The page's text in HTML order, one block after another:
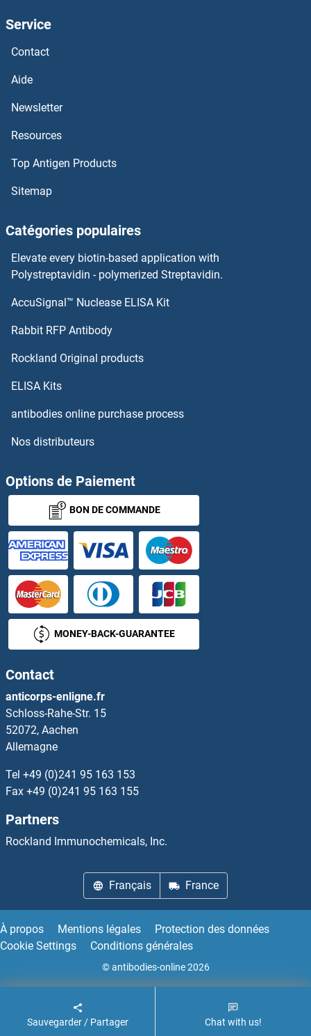
LPCAT2 Anticorps
LPAR6 Anticorps
LPAR4 Anticorps
LPAR3 Anticorps
LOXL3 Anticorps
LOXL2 Anticorps
LOXL1 Anticorps
LRCH2 Anticorps
LRCH4 Anticorps
LRFN1 Anticorps
LRFN2 Anticorps
LRFN3 Anticorps
LRFN4 Anticorps
LRFN5 Anticorps
LRG1 Anticorps
Lrig1 Anticorps
LRIG3 Anticorps
LRMP Anticorps
LRP1 Anticorps
LRP10 Anticorps
LRP12 Anticorps
LRP2 Anticorps
LRP2BP Anticorps
Service
Contact
Aide
Newsletter
Resources
Top Antigen Products
Sitemap
Catégories populaires
Elevate every biotin-based application with
Polystreptavidin - polymerized Streptavidin.
AccuSignal™ Nuclease ELISA Kit
Rabbit RFP Antibody
Rockland Original products
ELISA Kits
antibodies online purchase process
Nos distributeurs
Options de Paiement
BON DE COMMANDE
MONEY-BACK-GUARANTEE
Contact
anticorps-enligne.fr
Schloss-Rahe-Str. 15
52072, Aachen
Allemagne
Tel +49 (0)241 95 163 153
Fax +49 (0)241 95 163 155
Partners
Rockland Immunochemicals, Inc.
Français France
À propos Mentions légales
Protection des données
Cookie Settings
Conditions générales
© antibodies-online 2026
Sauvegarder / Partager Chat with us!